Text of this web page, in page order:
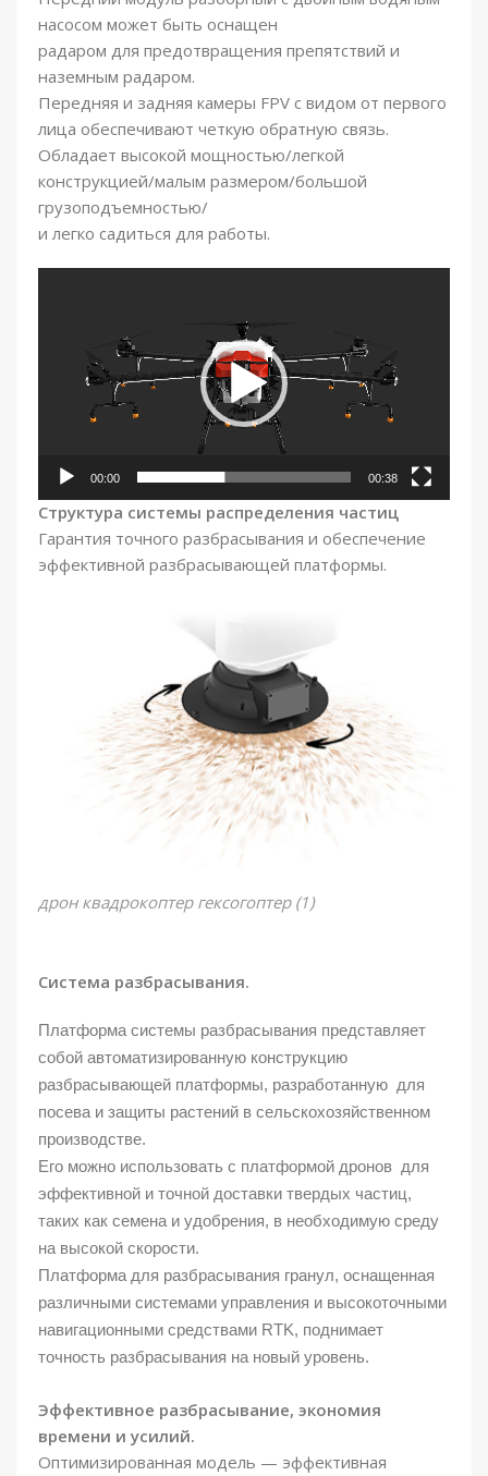
насосом может быть оснащен
радаром для предотвращения препятствий и
наземным радаром.
Передняя и задняя камеры FPV с видом от первого
лица обеспечивают четкую обратную связь.
Обладает высокой мощностью/легкой
конструкцией/малым размером/большой
грузоподъемностью/
и легко садиться для работы.
00:00 00:38
Структура системы распределения частиц
Гарантия точного разбрасывания и обеспечение
эффективной разбрасывающей платформы.
дрон квадрокоптер гексогоптер (1)
Система разбрасывания.
Платформа системы разбрасывания представляет
собой автоматизированную конструкцию
разбрасывающей платформы, разработанную для
посева и защиты растений в сельскохозяйственном
производстве.
Его можно использовать с платформой дронов для
эффективной и точной доставки твердых частиц,
таких как семена и удобрения, в необходимую среду
на высокой скорости.
Платформа для разбрасывания гранул, оснащенная
различными системами управления и высокоточными
навигационными средствами RTK, поднимает
точность разбрасывания на новый уровень.
Эффективное разбрасывание, экономия
времени и усилий.
Оптимизированная модель — эффективная